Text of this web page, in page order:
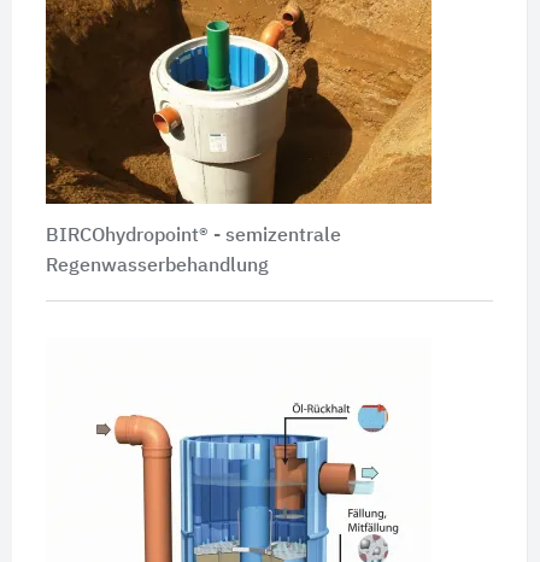
BIRCOhydropoint® - semizentrale
Regenwasserbehandlung